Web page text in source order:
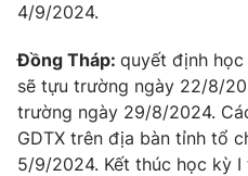
4/9/2024.
Đồng Tháp: quyết định
sẽ tựu trường ngày 22/8/
trường ngày 29/8/2024.
GDTX trên địa bàn tỉnh tổ
5/9/2024. Kết thúc học kỳ